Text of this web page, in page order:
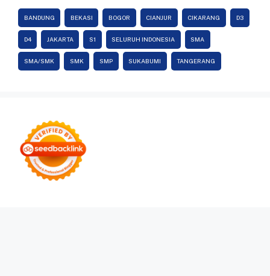
BANDUNG BEKASI BOGOR CIANJUR CIKARANG D3
D4 JAKARTA S1 SELURUH INDONESIA SMA
SMA/SMK SMK SMP SUKABUMI TANGERANG